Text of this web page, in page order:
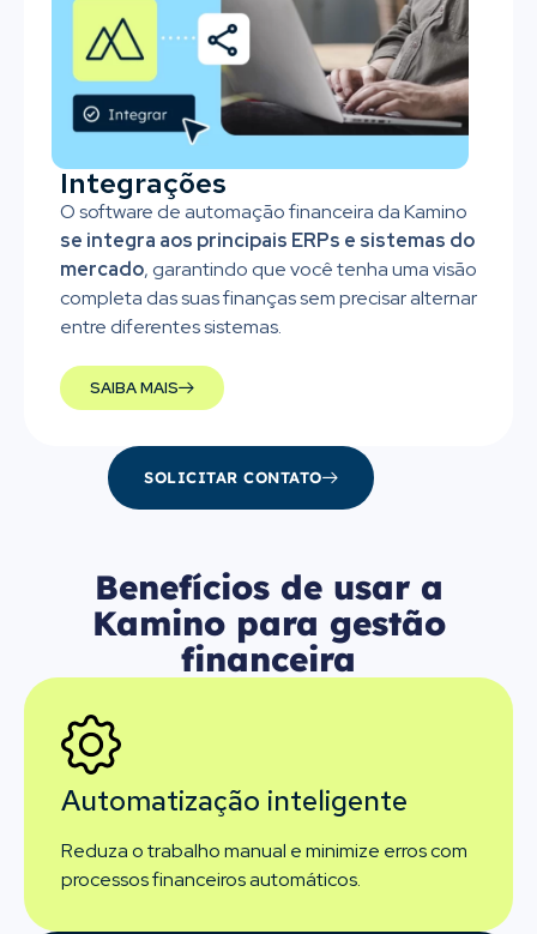
Integrações
O software de automação financeira da Kamino
se integra aos principais ERPs e sistemas do
mercado, garantindo que você tenha uma visão
completa das suas finanças sem precisar alternar
entre diferentes sistemas.
SAIBA MAIS
SOLICITAR CONTATO
Benefícios de usar a
Kamino para gestão
financeira
Automatização inteligente
Reduza o trabalho manual e minimize erros com
processos financeiros automáticos.